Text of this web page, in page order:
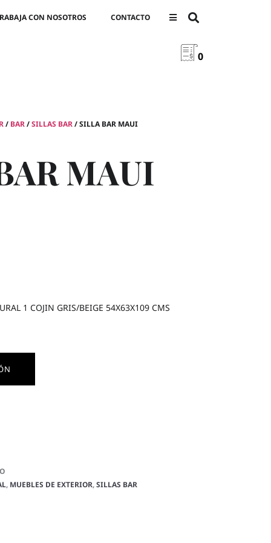
CON NOSOTROS CONTACTO
0
/ BAR/SILLAS BAR/ SILLA BAR MAUI
MAUI
1 COJIN GRIS/BEIGE 54X63X109 CMS
, MUEBLES DE EXTERIOR,SILLAS BAR